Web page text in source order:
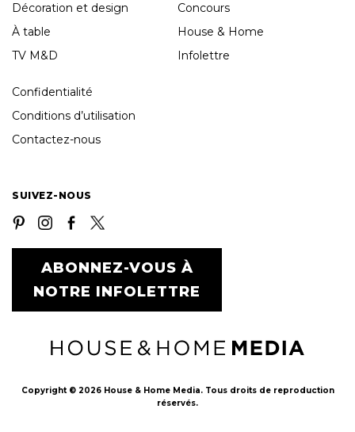
Décoration et design
À table
TV M&D
Concours
House & Home
Infolettre
Confidentialité
Conditions d’utilisation
Contactez-nous
SUIVEZ-NOUS
ABONNEZ-VOUS À
NOTRE INFOLETTRE
Copyright © 2026 House & Home Media. Tous droits de reproduction
réservés.